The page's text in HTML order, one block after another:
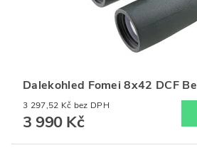
Dalekohled Fomei 8x42 DCF
3 297,52 Kč bez DPH
3 990 Kč